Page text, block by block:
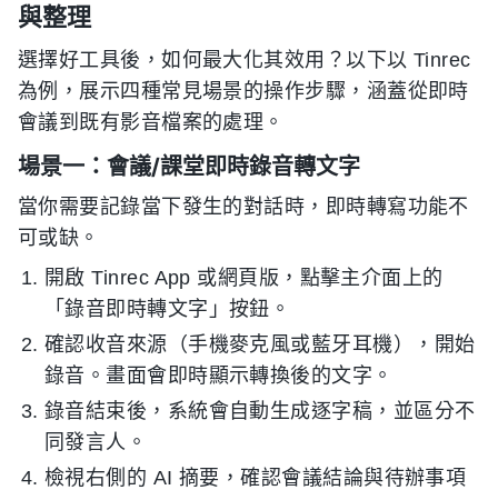
與整理
選擇好工具後，如何最大化其效用？以下以 Tinrec
為例，展示四種常見場景的操作步驟，涵蓋從即時
會議到既有影音檔案的處理。
場景一：會議/課堂即時錄音轉文字
當你需要記錄當下發生的對話時，即時轉寫功能不
可或缺。
開啟 Tinrec App 或網頁版，點擊主介面上的
「錄音即時轉文字」按鈕。
確認收音來源（手機麥克風或藍牙耳機），開始
錄音。畫面會即時顯示轉換後的文字。
錄音結束後，系統會自動生成逐字稿，並區分不
同發言人。
檢視右側的 AI 摘要，確認會議結論與待辦事項